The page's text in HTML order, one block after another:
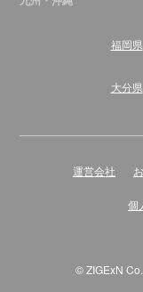
福岡県
大分県
運営会社
個
© ZIGExN